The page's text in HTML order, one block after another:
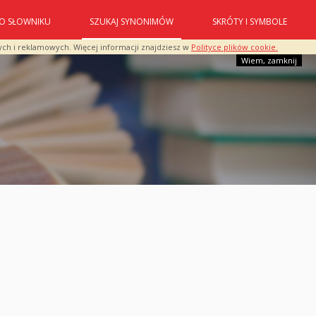
i reklamowych. Więcej informacji znajdziesz w Polityce plików cookie.
Wiem, zamknij
O SŁOWNIKU SZUKAJ SYNONIMÓW SKRÓTY I SYMBOLE